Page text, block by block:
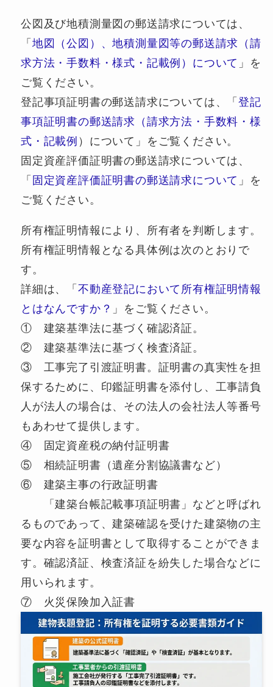
公図及び地積測量図の郵送請求については、
「 地図（公図）、地積測量図等の郵送請求（請
求方法・手数料・様式・記載例）について 」を
ご覧ください。
登記事項証明書の郵送請求については、「登記
事項証明書の郵送請求（請求方法・手数料・様
式・記載例 ）について」をご覧ください。
固定資産評価証明書の郵送請求については、
「 固定資産評価証明書の郵送請求について 」を
ご覧ください。
所有権証明情報により、所有者を判断します。
所有権証明情報となる具体例は次のとおりで
す。
詳細は、「 不動産登記において所有権証明情報
とはなんですか？ 」をご覧ください。
① 建築基準法に基づく確認済証。
② 建築基準法に基づく検査済証。
③ 工事完了引渡証明書。証明書の真実性を担
保するために、印鑑証明書を添付し、工事請負
人が法人の場合は、その法人の会社法人等番号
もあわせて提供します。
④ 固定資産税の納付証明書
⑤ 相続証明書（遺産分割協議書など）
⑥ 建築主事の行政証明書
「建築台帳記載事項証明書」などと呼ばれ
るものであって、建築確認を受けた建築物の主
要な内容を証明書として取得することができま
す。確認済証、検査済証を紛失した場合などに
用いられます。
⑦ 火災保険加入証書